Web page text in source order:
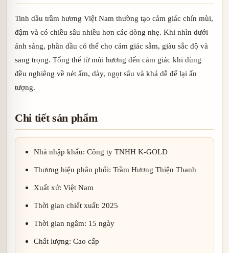
Tinh dầu trầm hương Việt Nam thường tạo cảm giác chín mùi,
đậm và có chiều sâu nhiều hơn các dòng nhẹ. Khi nhìn dưới
ánh sáng, phần dầu có thể cho cảm giác sẫm, giàu sắc độ và
sang trọng. Tổng thể từ mùi hương đến cảm giác khi dùng
đều nghiêng về nét ấm, dày, ngọt sâu và khá dễ để lại ấn
tượng.
Chi tiết sản phẩm
Nhà nhập khẩu: Công ty TNHH K-GOLD
Thương hiệu phân phối: Trầm Hương Thiện Thanh
Xuất xứ: Việt Nam
Thời gian chiết xuất: 2025
Thời gian ngâm: 15 ngày
Chất lượng: Cao cấp